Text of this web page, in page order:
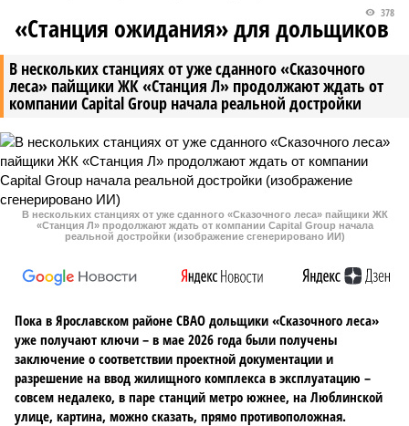
В нескольких станциях от уже сданного «Сказочного
леса» пайщики ЖК «Станция Л» продолжают ждать от
компании Capital Group начала реальной достройки
378
«Станция ожидания» для дольщиков
В нескольких станциях от уже сданного «Сказочного леса» пайщики ЖК
«Станция Л» продолжают ждать от компании Capital Group начала
реальной достройки (изображение сгенерировано ИИ)
Пока в Ярославском районе СВАО дольщики «Сказочного леса»
уже получают ключи – в мае 2026 года были получены
заключение о соответствии проектной документации и
разрешение на ввод жилищного комплекса в эксплуатацию –
совсем недалеко, в паре станций метро южнее, на Люблинской
улице, картина, можно сказать, прямо противоположная.